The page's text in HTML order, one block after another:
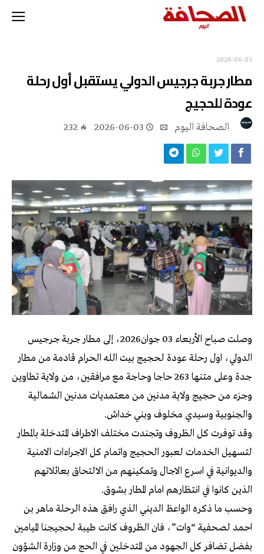
2026-06-03
مطار جربة جرجيس الدولي يستقبل أول رحلة
عودة للحجيج
2026-06-03
232
وصلت صباح الأربعاء 03 جوان2026، إلى مطار جربة جرجيس
الدولي، اول رحلة عودة لحجيج بيت الله الحرام قادمة من مطار
جدة وعلى متنها 263 حاجا وحاجة مع مرافقين، من ولاية تطاوين
وجزء من حجيج ولاية مدنين من معتمديات مدنين الشمالية
والجنوبية وسيدي مخلوف وبني خداش.
وقد توفرت كل الظروف وتجندت مختلف الاطراف المتدخلة بالمطار
لتسهيل الخدمات لعبور الحجيج واتمام كل الاجراءات الامنية
والديوانية في اسرع الاجال وتمكينهم من الالتحاق بعائلاتهم
الذين كانوا في انتظارهم امام المطار بشوق.
وحسب ما ذكره الواعظ الديني الذي رافق هذه الرحلة ماهر بن
احمد لصحفية “وات”، فان الظروف كانت طيبة لحجيجنا الميامين
بفضل تضافر كل الجهود من المتدخلين في الحج من وزارة الشؤون